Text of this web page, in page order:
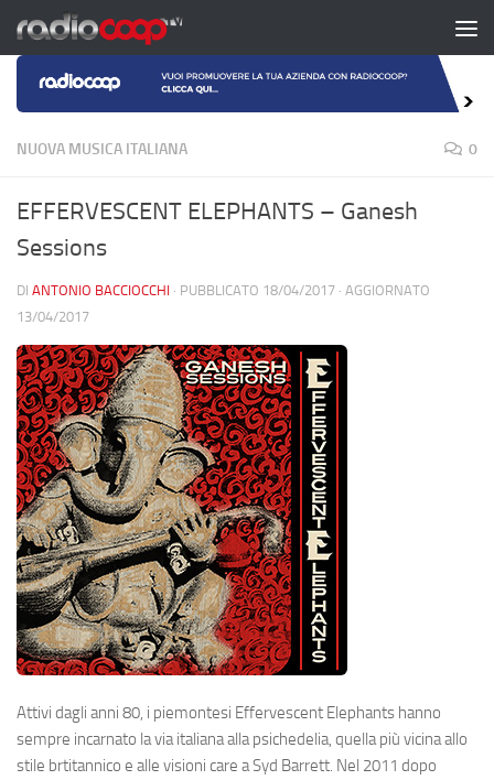
Salta al contenuto
NUOVA MUSICA ITALIANA 0
EFFERVESCENT ELEPHANTS – Ganesh
Sessions
DI ANTONIO BACCIOCCHI · PUBBLICATO 18/04/2017 · AGGIORNATO
13/04/2017
Attivi dagli anni 80, i piemontesi Effervescent Elephants hanno
sempre incarnato la via italiana alla psichedelia, quella più vicina allo
stile brtitannico e alle visioni care a Syd Barrett. Nel 2011 dopo